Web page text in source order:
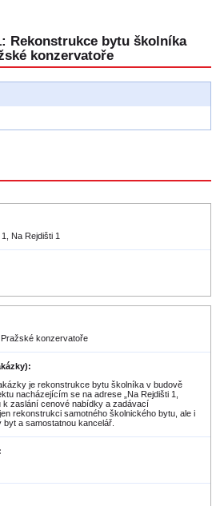
Rekonstrukce bytu školníka
konzervatoře
Na Rejdišti 1
konzervatoře
je rekonstrukce bytu školníka v budově
nacházejícím se na adrese „Na Rejdišti 1,
k zaslání cenové nabídky a zadávací
rekonstrukci samotného školnického bytu, ale i
a samostatnou kancelář.